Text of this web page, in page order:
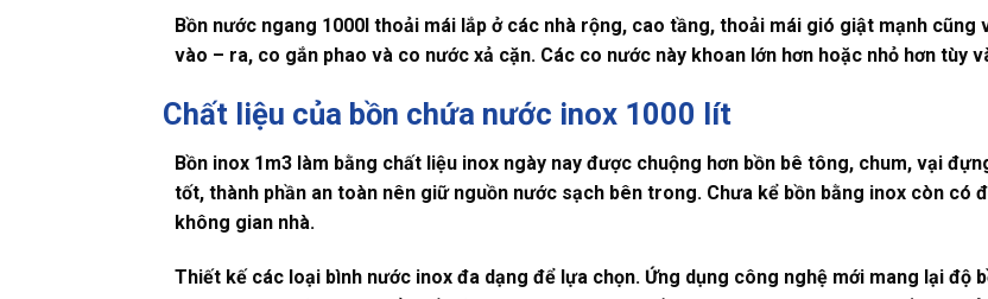
Bồn nước ngang 1000l thoải mái lắp ở các nhà rộng, cao tầng, thoải mái gió giật mạnh cũng
vào – ra, co gắn phao và co nước xả cặn. Các co nước này khoan lớn hơn hoặc nhỏ hơn tùy
Chất liệu của bồn chứa nước inox 1000 lít
Bồn inox 1m3 làm bằng chất liệu inox ngày nay được chuộng hơn bồn bê tông, chum, vại
tốt, thành phần an toàn nên giữ nguồn nước sạch bên trong. Chưa kể bồn bằng inox còn có
không gian nhà.
Thiết kế các loại bình nước inox đa dạng để lựa chọn. Ứng dụng công nghệ mới mang lại độ